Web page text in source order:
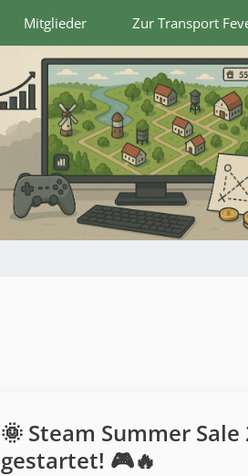
Mitglieder Zur Transport
🌞 Steam Summer
gestartet! 🎮🔥